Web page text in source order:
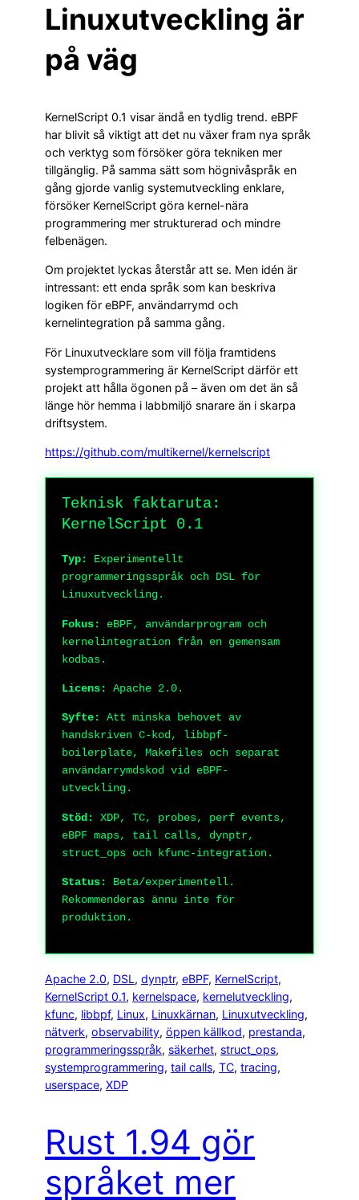
Linuxutveckling är
på väg
KernelScript 0.1 visar ändå en tydlig trend. eBPF
har blivit så viktigt att det nu växer fram nya språk
och verktyg som försöker göra tekniken mer
tillgänglig. På samma sätt som högnivåspråk en
gång gjorde vanlig systemutveckling enklare,
försöker KernelScript göra kernel-nära
programmering mer strukturerad och mindre
felbenägen.
Om projektet lyckas återstår att se. Men idén är
intressant: ett enda språk som kan beskriva
logiken för eBPF, användarrymd och
kernelintegration på samma gång.
För Linuxutvecklare som vill följa framtidens
systemprogrammering är KernelScript därför ett
projekt att hålla ögonen på – även om det än så
länge hör hemma i labbmiljö snarare än i skarpa
driftsystem.
https://github.com/multikernel/kernelscript
Teknisk faktaruta:
KernelScript 0.1
Typ:
Experimentellt
programmeringsspråk och DSL för
Linuxutveckling.
Fokus:
eBPF, användarprogram och
kernelintegration från en gemensam
kodbas.
Licens: Apache 2.0.
Syfte:
Att minska behovet av
handskriven C-kod, libbpf-
boilerplate, Makefiles och separat
användarrymdskod vid eBPF-
utveckling.
Stöd:
XDP, TC, probes, perf events,
eBPF maps, tail calls, dynptr,
struct_ops och kfunc-integration.
Status:
Beta/experimentell.
Rekommenderas ännu inte för
produktion.
Apache 2.0, DSL, dynptr, eBPF, KernelScript
KernelScript 0.1, kernelspace, kernelutveckling
kfunc, libbpf, Linux, Linuxkärnan, Linuxutveckling
nätverk, observability, öppen källkod, prestanda
programmeringsspråk, säkerhet, struct_ops
systemprogrammering, tail calls, TC, tracing
userspace, XDP
Rust 1.94 gör
språket mer